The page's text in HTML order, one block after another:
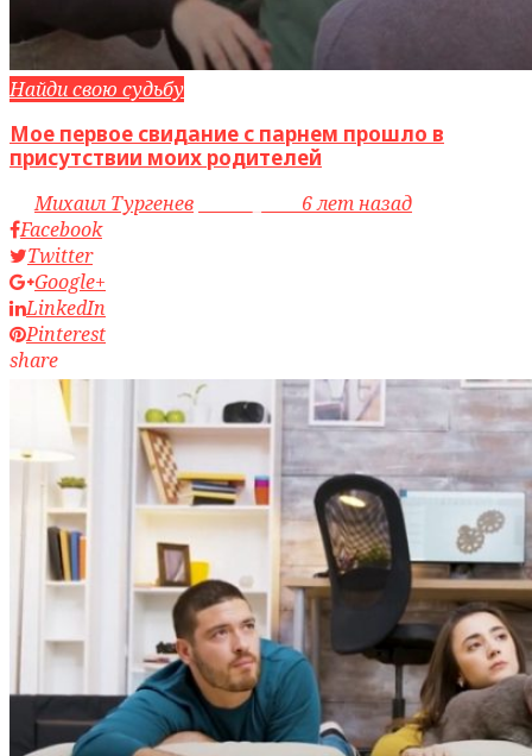
Найди свою судьбу
Мое первое свидание с парнем прошло в
присутствии моих родителей
byМихаил Тургенев
6 лет назад
Facebook
Twitter
Google+
LinkedIn
Pinterest
share